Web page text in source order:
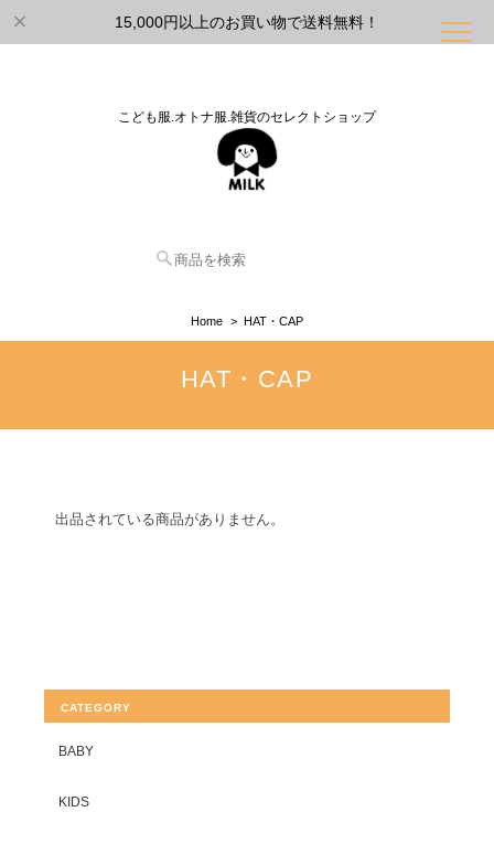
15,000円以上のお買い物で送料無料！
こども服.オトナ服.雑貨のセレクトショップ
Home HAT・CAP
HAT・CAP
出品されている商品がありません。
CATEGORY
BABY
KIDS